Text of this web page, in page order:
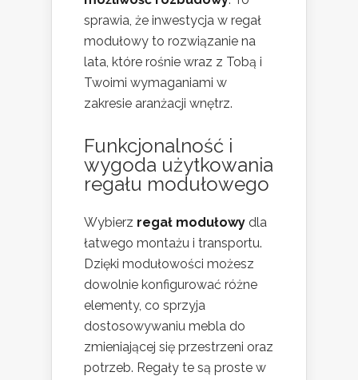
sprawia, że inwestycja w regał
modułowy to rozwiązanie na
lata, które rośnie wraz z Tobą i
Twoimi wymaganiami w
zakresie aranżacji wnętrz.
Funkcjonalność i
wygoda użytkowania
regału modułowego
Wybierz regał modułowy dla
łatwego montażu i transportu.
Dzięki modułowości możesz
dowolnie konfigurować różne
elementy, co sprzyja
dostosowywaniu mebla do
zmieniającej się przestrzeni oraz
potrzeb. Regały te są proste w